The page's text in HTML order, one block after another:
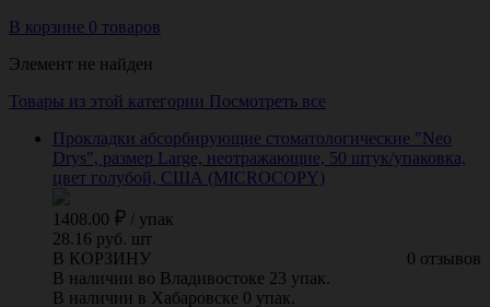
В корзине 0 товаров
Элемент не найден
Товары из этой категории Посмотреть все
Прокладки абсорбирующие стоматологические "Neo
Drys", размер Large, неотражающие, 50 штук/упаковка,
цвет голубой, США (MICROCOPY)
1408.00 / упак
28.16 руб. шт
0 отзывов
В КОРЗИНУ
В наличии во Владивостоке 23 упак.
В наличии в Хабаровске 0 упак.